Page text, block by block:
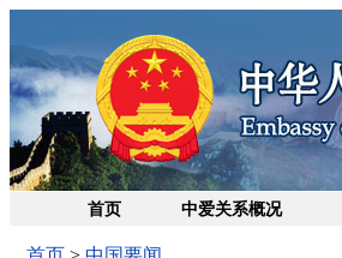
首页 中爱关系概况